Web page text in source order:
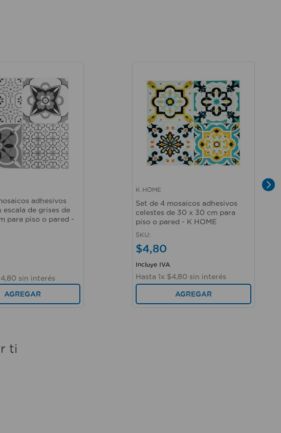
adhesivos
escala de grises de
para piso o pared -
4,80 sin interés
AGREGAR
Vista rápida
K HOME
Set de 4 mosaicos adhesivos
celestes de 30 x 30 cm para
piso o pared - K HOME
SKU:
$4,80
Incluye IVA
Hasta 1x $4,80 sin interés
AGREGAR
ti